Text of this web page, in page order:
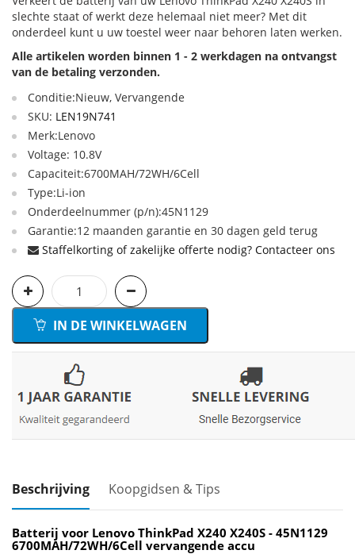
slechte staat of werkt deze helemaal niet meer? Met dit
onderdeel kunt u uw toestel weer naar behoren laten werken.
Alle artikelen worden binnen 1 - 2 werkdagen na ontvangst
van de betaling verzonden.
Conditie:Nieuw, Vervangende
SKU: LEN19N741
Merk:Lenovo
Voltage: 10.8V
Capaciteit:6700MAH/72WH/6Cell
Type:Li-ion
Onderdeelnummer (p/n):45N1129
Garantie:12 maanden garantie en 30 dagen geld terug
Staffelkorting of zakelijke offerte nodig? Contacteer ons
IN DE WINKELWAGEN
Beschrijving Koopgidsen & Tips
Batterij voor Lenovo ThinkPad X240 X240S - 45N1129
6700MAH/72WH/6Cell vervangende accu